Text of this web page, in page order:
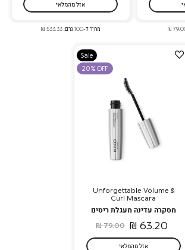
אזל מהמלאי
מחיר ל-100 גרם: 533.33 ₪
הוספה
Sale
20% OFF
Unforgettable Volume &
Curl Mascara
מסקרה עדינה מעגלת ריסים
63.20 ₪
79.00 ₪
אזל מהמלאי